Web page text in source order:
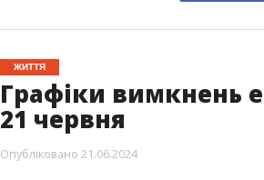
ЖИТТЯ
Графіки вимкнень
21 червня
Опубліковано 21.06.2024